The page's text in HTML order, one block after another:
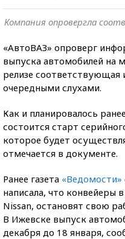
Компания опровергла
«АвтоВАЗ» опроверг
выпуска автомобилей на
релизе
очередными слухами.
Как и планировалось
состоится старт
которое будет
отмечается в документе.
Ранее газета «Ведомости»
написала, что конвейеры
Nissan, остановят свою
В Ижевске выпуск
декабря до 18 января,